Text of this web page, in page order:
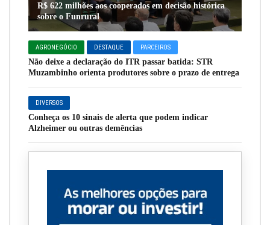
R$ 622 milhões aos cooperados em decisão histórica
sobre o Funrural
AGRONEGÓCIO DESTAQUE PARCEIROS
Não deixe a declaração do ITR passar batida: STR
Muzambinho orienta produtores sobre o prazo de entrega
DIVERSOS
Conheça os 10 sinais de alerta que podem indicar
Alzheimer ou outras demências